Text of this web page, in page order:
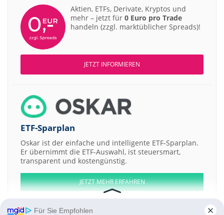
Aktien, ETFs, Derivate, Kryptos und
mehr – jetzt für 0 Euro pro Trade
handeln (zzgl. marktüblicher Spreads)!
JETZT INFORMIEREN
ETF-Sparplan
Oskar ist der einfache und intelligente ETF-Sparplan.
Er übernimmt die ETF-Auswahl, ist steuersmart,
transparent und kostengünstig.
JETZT MEHR ERFAHREN
Für Sie Empfohlen